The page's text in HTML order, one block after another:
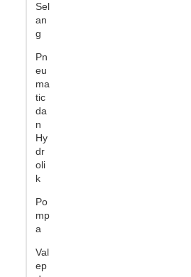
Sel
an
g
Pn
eu
ma
tic
da
n
Hy
dr
oli
k
Po
mp
a
Val
ep